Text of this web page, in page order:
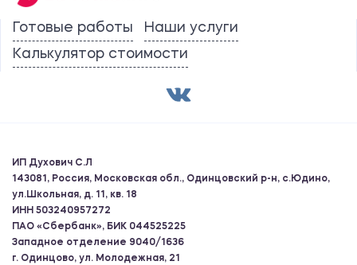
Готовые работы
Наши услуги
Калькулятор стоимости
ИП Духович С.Л
143081, Россия, Московская обл., Одинцовский р-н, с.Юдино,
ул.Школьная, д. 11, кв. 18
ИНН 503240957272
ПАО «Сбербанк», БИК 044525225
Западное отделение 9040/1636
г. Одинцово, ул. Молодежная, 21